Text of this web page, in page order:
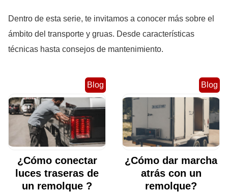
Dentro de esta serie, te invitamos a conocer más sobre el
ámbito del transporte y gruas. Desde características
técnicas hasta consejos de mantenimiento.
Blog
¿Cómo conectar
luces traseras de
un remolque ?
Blog
¿Cómo dar marcha
atrás con un
remolque?